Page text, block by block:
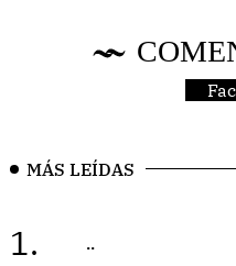
MÁS LEÍDAS
1. ..